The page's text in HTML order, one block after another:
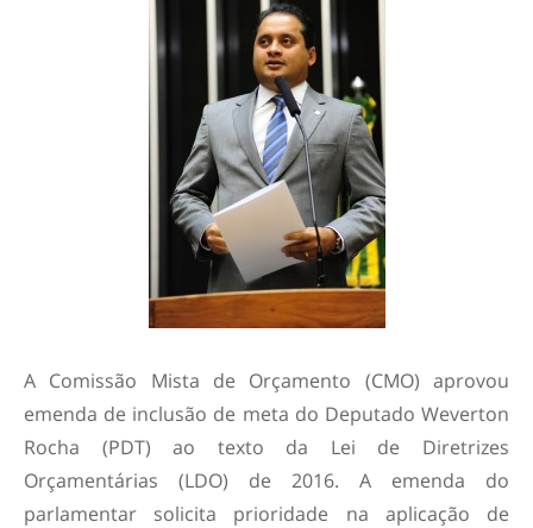
A Comissão Mista de Orçamento (CMO) aprovou
emenda de inclusão de meta do Deputado Weverton
Rocha (PDT) ao texto da Lei de Diretrizes
Orçamentárias (LDO) de 2016. A emenda do
parlamentar solicita prioridade na aplicação de